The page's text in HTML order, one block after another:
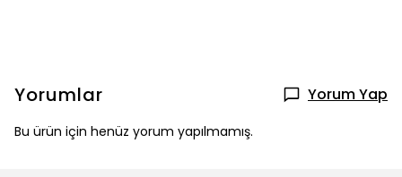
Yorumlar Yorum Yap
Bu ürün için henüz yorum yapılmamış.